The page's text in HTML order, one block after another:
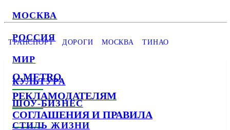
МОСКВА
РОССИЯ
МИР
КУЛЬТУРА
ШОУ-БИЗНЕС
СТИЛЬ ЖИЗНИ
ТРАНСПОРТ ДОРОГИ МОСКВА ТИНАО
О METRO
РЕКЛАМОДАТЕЛЯМ
СОГЛАШЕНИЯ И ПРАВИЛА